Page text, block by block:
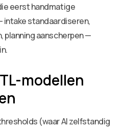
eerst handmatige
standaardiseren,
aanscherpen —
modellen
(waar AI zelfstandig